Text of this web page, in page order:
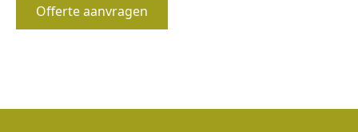
Offerte aanvragen